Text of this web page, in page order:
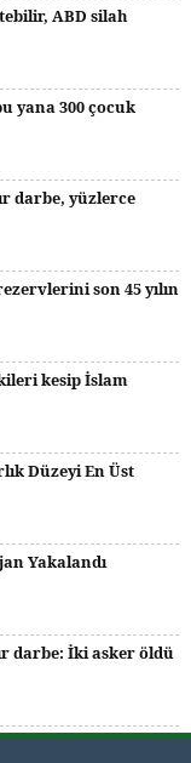
ABD silah
yana 300 çocuk
darbe, yüzlerce
son 45 yılın
kesip İslam
Düzeyi En Üst
Yakalandı
darbe: İki asker öldü